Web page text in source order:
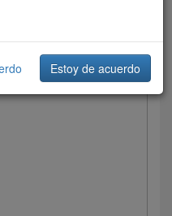
Estoy de acuerdo